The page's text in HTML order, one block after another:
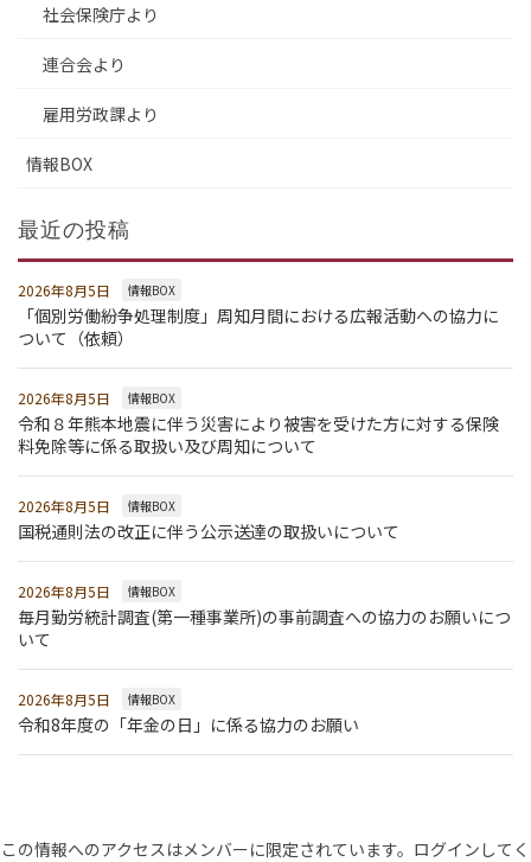
社会保険庁より
連合会より
雇用労政課より
情報BOX
最近の投稿
2026年8月5日 情報BOX
「個別労働紛争処理制度」周知月間における広報活動への協力に
ついて（依頼）
2026年8月5日 情報BOX
令和８年熊本地震に伴う災害により被害を受けた方に対する保険
料免除等に係る取扱い及び周知について
2026年8月5日 情報BOX
国税通則法の改正に伴う公示送達の取扱いについて
2026年8月5日 情報BOX
毎月勤労統計調査(第一種事業所)の事前調査への協力のお願いにつ
いて
2026年8月5日 情報BOX
令和8年度の「年金の日」に係る協力のお願い
この情報へのアクセスはメンバーに限定されています。ログインしてく